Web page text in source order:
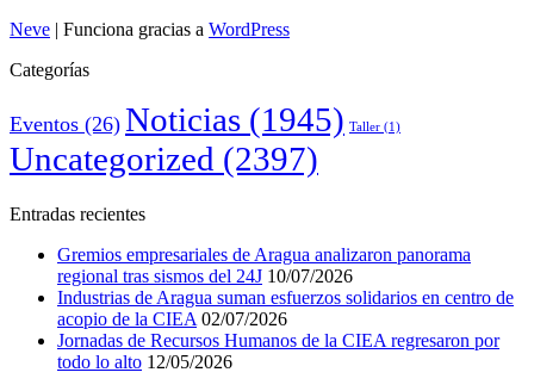
Neve | Funciona gracias a WordPress
Categorías
Eventos (26) Noticias (1945) Taller (1)
Uncategorized (2397)
Entradas recientes
Gremios empresariales de Aragua analizaron panorama
regional tras sismos del 24J 10/07/2026
Industrias de Aragua suman esfuerzos solidarios en centro de
acopio de la CIEA 02/07/2026
Jornadas de Recursos Humanos de la CIEA regresaron por
todo lo alto 12/05/2026